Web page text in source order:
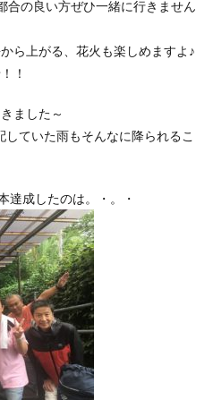
の良い方ぜひ一緒に行きません
ら上がる、花火も楽しめますよ♪
！
ました～
ていた雨もそんなに降られるこ
達成したのは。・。・